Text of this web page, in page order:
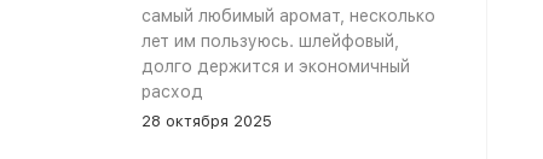
самый любимый аромат, несколько
лет им пользуюсь. шлейфовый,
долго держится и экономичный
расход
28 октября 2025